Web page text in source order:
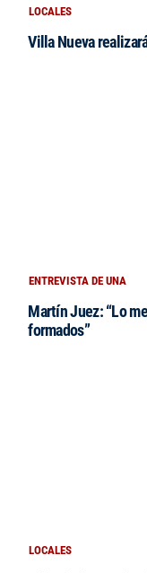
LOCALES
Villa Nueva
ENTREVISTA DE UNA
Martín Juez: “Lo
formados”
LOCALES